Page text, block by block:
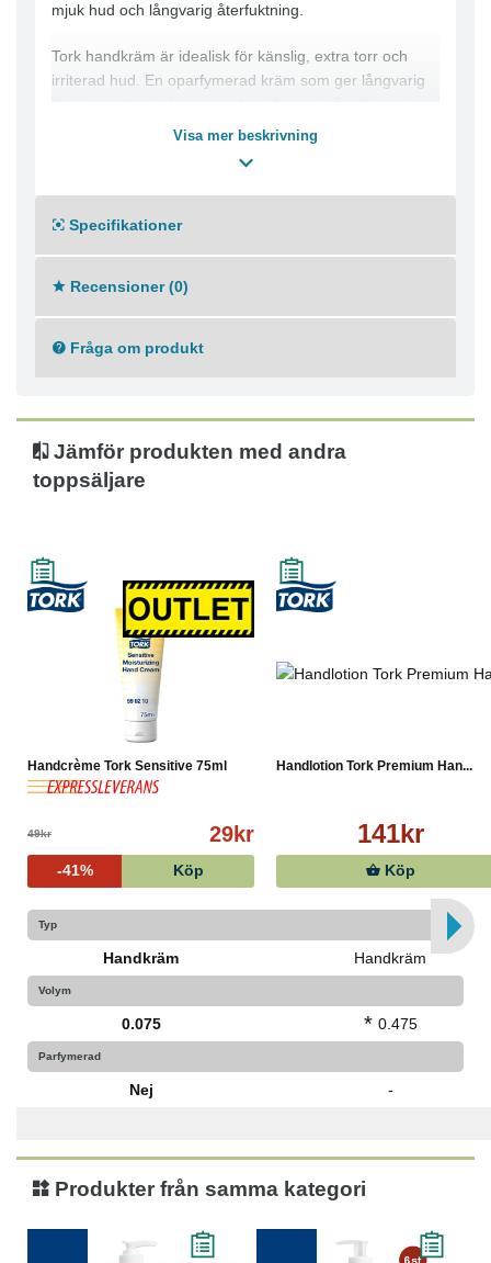
mjuk hud och långvarig återfuktning.
Tork handkräm är idealisk för känslig, extra torr och
irriterad hud. En oparfymerad kräm som ger långvarig
kräm med naturliga oljor, vitamin E och Panthenol.
Idealisk för känslig, extra torr och irriterad hud
Oparfymerad
Dermatologiskt testad
Visa mer beskrivning
Specifikationer
Recensioner (0)
Fråga om produkt
Jämför produkten med andra
toppsäljare
Handcrème Tork Sensitive 75ml
49kr 29kr
-41% Köp
Handlotion Tork Premium Han...
141kr
Köp
Typ
Handkräm Handkräm
Volym
0.075 * 0.475
Parfymerad
Nej -
Produkter från samma kategori